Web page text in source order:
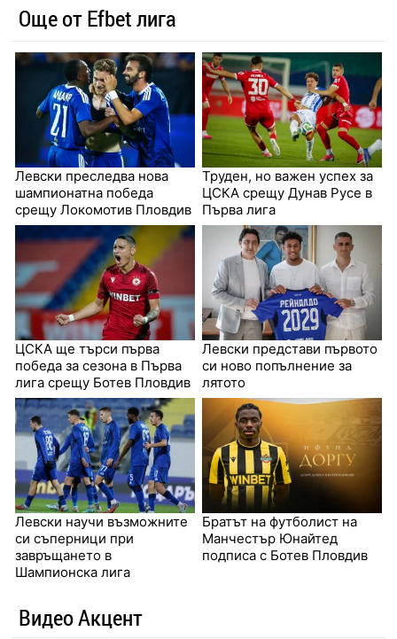
Още от Efbet лига
Левски преследва нова
шампионатна победа
срещу Локомотив Пловдив
Труден, но важен успех за
ЦСКА срещу Дунав Русе в
Първа лига
ЦСКА ще търси първа
победа за сезона в Първа
лига срещу Ботев Пловдив
Левски представи първото
си ново попълнение за
лятото
Левски научи възможните
си съперници при
завръщането в
Шампионска лига
Братът на футболист на
Манчестър Юнайтед
подписа с Ботев Пловдив
Видео Акцент